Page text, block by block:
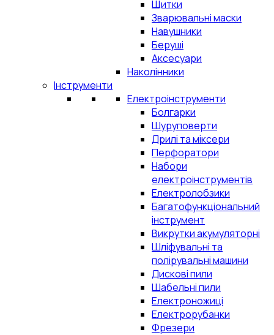
Щитки
Зварювальні маски
Навушники
Беруші
Аксесуари
Наколінники
Інструменти
Електроінструменти
Болгарки
Шуруповерти
Дрилі та міксери
Перфоратори
Набори
електроінструментів
Електролобзики
Багатофункціональний
інструмент
Викрутки акумуляторні
Шліфувальні та
полірувальні машини
Дискові пили
Шабельні пили
Електроножиці
Електрорубанки
Фрезери